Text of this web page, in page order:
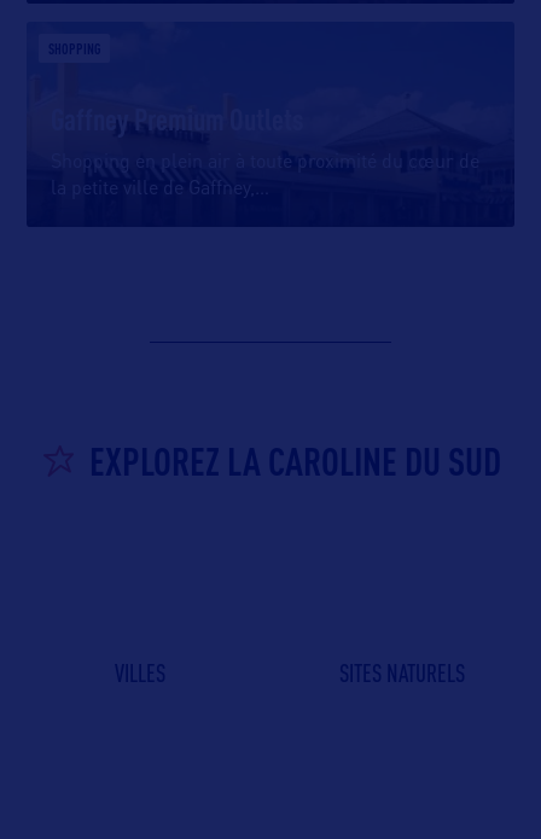
SHOPPING
Gaffney Premium Outlets
Shopping en plein air à toute proximité du cœur de
la petite ville de Gaffney,
EXPLOREZ LA CAROLINE DU SUD
VILLES SITES NATURELS